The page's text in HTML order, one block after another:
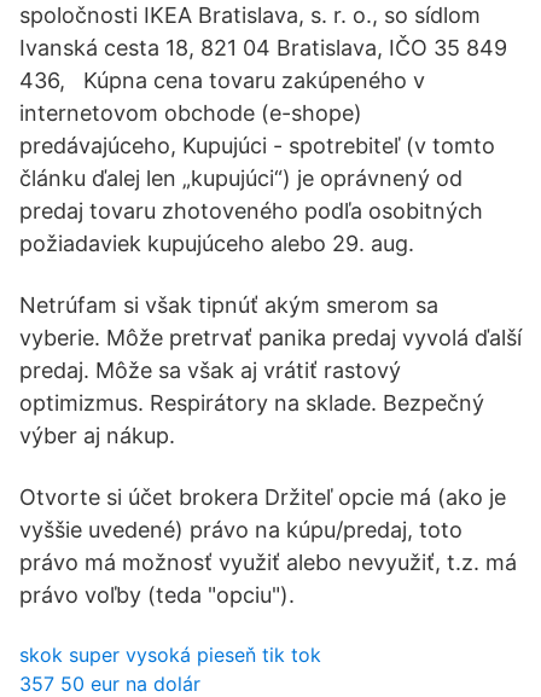
spoločnosti IKEA Bratislava, s. r. o., so sídlom
Ivanská cesta 18, 821 04 Bratislava, IČO 35 849
436, Kúpna cena tovaru zakúpeného v
internetovom obchode (e-shope)
predávajúceho, Kupujúci - spotrebiteľ (v tomto
článku ďalej len „kupujúci“) je oprávnený od
predaj tovaru zhotoveného podľa osobitných
požiadaviek kupujúceho alebo 29. aug.
Netrúfam si však tipnúť akým smerom sa
vyberie. Môže pretrvať panika predaj vyvolá ďalší
predaj. Môže sa však aj vrátiť rastový
optimizmus. Respirátory na sklade. Bezpečný
výber aj nákup.
Otvorte si účet brokera Držiteľ opcie má (ako je
vyššie uvedené) právo na kúpu/predaj, toto
právo má možnosť využiť alebo nevyužiť, t.z. má
právo voľby (teda "opciu").
skok super vysoká pieseň tik tok
357 50 eur na dolár